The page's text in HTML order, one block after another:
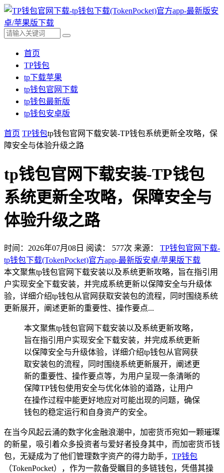
首页
TP钱包
tp下载苹果
tp钱包官网下载
tp钱包最新版
tp钱包安卓版
首页 TP钱包tp钱包官网下载安装-TP钱包系统更新全攻略，保
障安全与体验升级之路
tp钱包官网下载安装-TP钱包
系统更新全攻略，保障安全与
体验升级之路
时间：2026年07月08日 阅读： 577次 来源： TP钱包官网下载-
tp钱包下载(TokenPocket)官方app-最新版安卓/苹果版下载
本文聚焦tp钱包官网下载安装以及系统更新攻略，旨在指引用
户实现安全下载安装，并完成系统更新以保障安全与升级体
验，详细介绍tp钱包从官网获取安装包的流程，同时围绕系统
更新展开，阐述更新的重要性、操作要点...
本文聚焦tp钱包官网下载安装以及系统更新攻略，
旨在指引用户实现安全下载安装，并完成系统更新
以保障安全与升级体验，详细介绍tp钱包从官网获
取安装包的流程，同时围绕系统更新展开，阐述更
新的重要性、操作要点等，为用户呈现一条清晰的
保障TP钱包使用安全与优化体验的道路，让用户
在操作过程中能更好地应对可能出现的问题，确保
钱包的稳定运行和自身资产的安全。
在当今风起云涌的数字化金融浪潮中，加密货币宛如一颗璀璨
的新星，吸引着众多投资者与爱好者投身其中，而加密货币钱
包，无疑成为了他们管理数字资产的得力助手， TP钱包
（TokenPocket），作为一款备受瞩目的多链钱包，凭借其操